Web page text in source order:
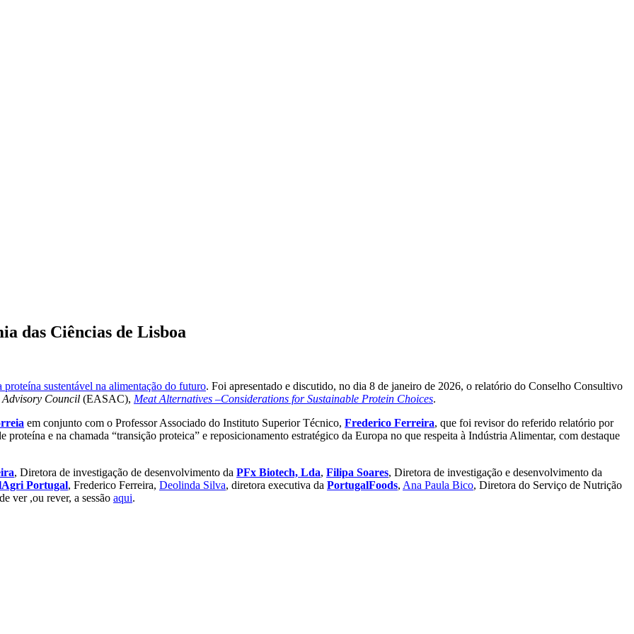
das Ciências de Lisboa
proteína sustentável na alimentação do futuro. Foi apresentado e discutido, no dia 8 de janeiro de 2026, o relatório do Conselho Consultivo
Advisory Council (EASAC), Meat Alternatives –Considerations for Sustainable Protein Choices.
em conjunto com o Professor Associado do Instituto Superior Técnico, Frederico Ferreira, que foi revisor do referido relatório por
e na chamada “transição proteica” e reposicionamento estratégico da Europa no que respeita à Indústria Alimentar, com destaque
, Diretora de investigação de desenvolvimento da PFx Biotech, Lda, Filipa Soares, Diretora de investigação e desenvolvimento da
Portugal, Frederico Ferreira, Deolinda Silva, diretora executiva da PortugalFoods, Ana Paula Bico, Diretora do Serviço de Nutrição
ver ,ou rever, a sessão aqui.